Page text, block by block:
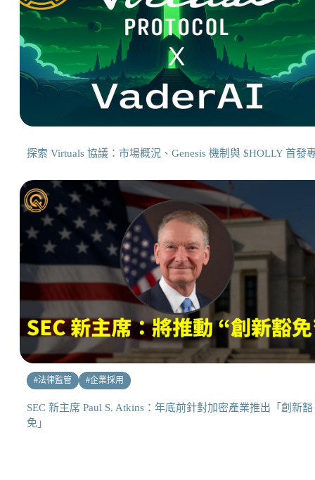
探索 Virtuals 協議：市場概況、Genesis 機制與 $HOLLY 首發
#法律監管 #企業採用
SEC 新主席 Paul S. Atkins：年底前針對加密產業推出「創新豁
免」